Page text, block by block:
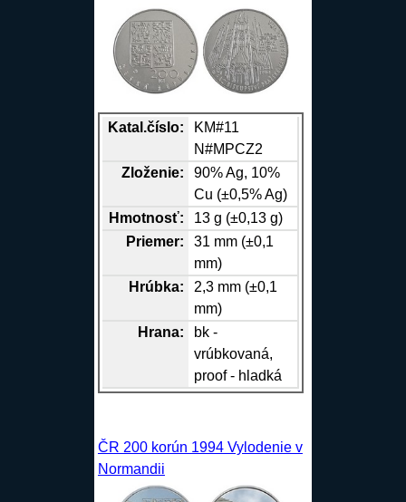
Katal.číslo:
KM#11
N#MPCZ2
Zloženie:
90%Ag, 10%
Cu (±0,5%Ag)
Hmotnosť:
13 g (±0,13 g)
Priemer:
31 mm (±0,1
mm)
Hrúbka:
2,3 mm (±0,1
mm)
Hrana:
bk -
vrúbkovaná,
proof - hladká
ČR 200 korún 1994 Vylodenie v
Normandii